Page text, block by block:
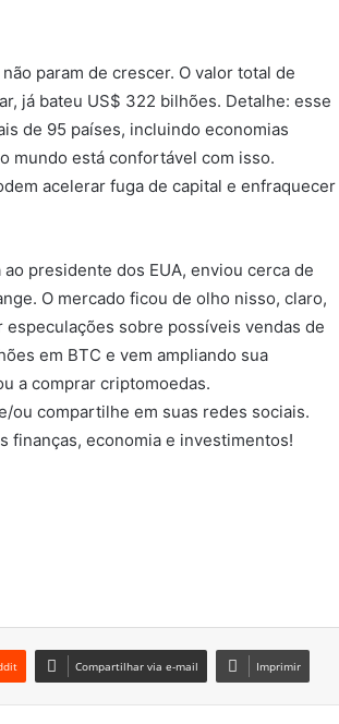
param de crescer. O valor total de
já bateu US$ 322 bilhões. Detalhe: esse
de 95 países, incluindo economias
mundo está confortável com isso.
acelerar fuga de capital e enfraquecer
presidente dos EUA, enviou cerca de
O mercado ficou de olho nisso, claro,
sobre possíveis vendas de
em BTC e vem ampliando sua
a comprar criptomoedas.
ou compartilhe em suas redes sociais.
finanças, economia e investimentos!
Compartilhar via e-mail Imprimir